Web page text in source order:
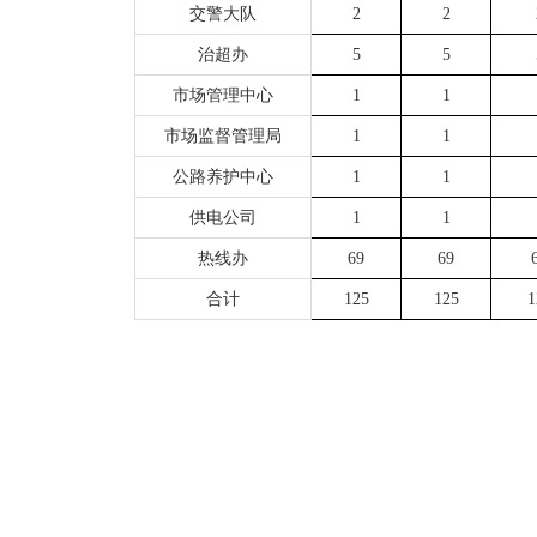
交警大队 2 2
治超办 5 5
市场管理中心 1 1
市场监督管理局 1 1
公路养护中心 1 1
供电公司 1 1
热线办 69 69
合计 125 125